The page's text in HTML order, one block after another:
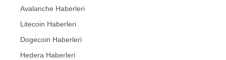
Avalanche Haberleri
Litecoin Haberleri
Dogecoin Haberleri
Hedera Haberleri